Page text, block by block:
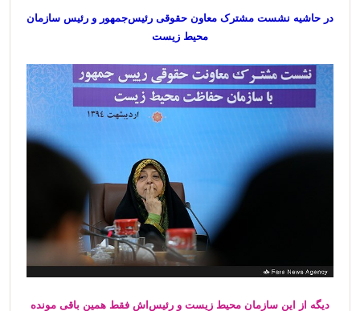
در حاشیه نشست مشترک معاون حقوقی رئیس‌جمهور و رئیس سازمان
محیط زیست
دیگه از این سازمان محیط زیست و رئیس‌اش فقط همین باقی مونده